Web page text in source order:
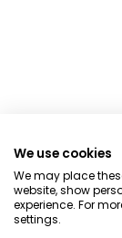
We use cookies
We may place
website, show
experience. For
settings.